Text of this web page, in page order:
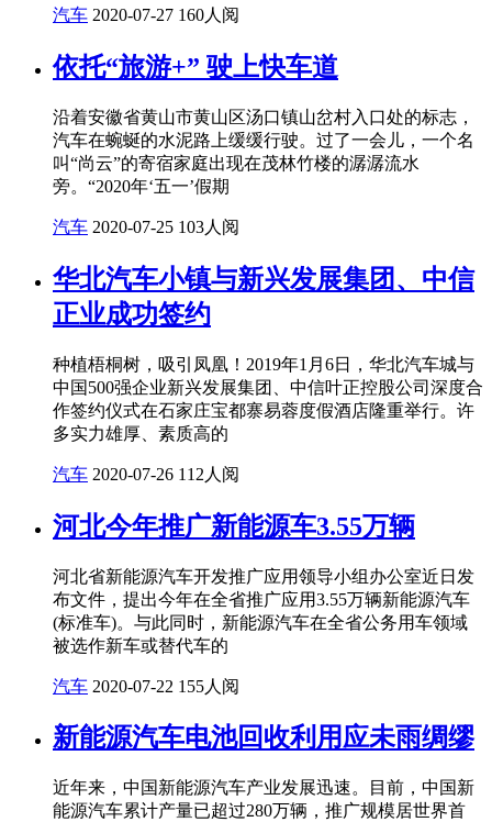
汽车 2020-07-27 160人阅
依托“旅游+” 驶上快车道
沿着安徽省黄山市黄山区汤口镇山岔村入口处的标志，
汽车在蜿蜒的水泥路上缓缓行驶。过了一会儿，一个名
叫“尚云”的寄宿家庭出现在茂林竹楼的潺潺流水
旁。“2020年‘五一’假期
汽车 2020-07-25 103人阅
华北汽车小镇与新兴发展集团、中信
正业成功签约
种植梧桐树，吸引凤凰！2019年1月6日，华北汽车城与
中国500强企业新兴发展集团、中信叶正控股公司深度合
作签约仪式在石家庄宝都寨易蓉度假酒店隆重举行。许
多实力雄厚、素质高的
汽车 2020-07-26 112人阅
河北今年推广新能源车3.55万辆
河北省新能源汽车开发推广应用领导小组办公室近日发
布文件，提出今年在全省推广应用3.55万辆新能源汽车
(标准车)。与此同时，新能源汽车在全省公务用车领域
被选作新车或替代车的
汽车 2020-07-22 155人阅
新能源汽车电池回收利用应未雨绸缪
近年来，中国新能源汽车产业发展迅速。目前，中国新
能源汽车累计产量已超过280万辆，推广规模居世界首